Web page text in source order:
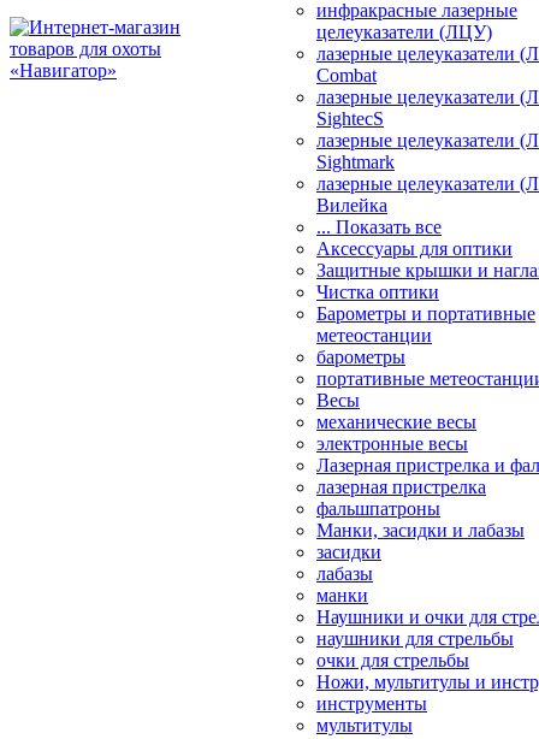
инфракрасные лазерные
целеуказатели (ЛЦУ)
лазерные целеуказатели
Combat
лазерные целеуказатели
SightecS
лазерные целеуказатели
Sightmark
лазерные целеуказатели
Вилейка
... Показать все
Аксессуары для оптики
Защитные крышки и
Чистка оптики
Барометры и портативные
метеостанции
барометры
портативные
Весы
механические весы
электронные весы
Лазерная пристрелка и
лазерная пристрелка
фальшпатроны
Манки, засидки и лабазы
засидки
лабазы
манки
Наушники и очки для
наушники для стрельбы
очки для стрельбы
Ножи, мультитулы и
инструменты
мультитулы